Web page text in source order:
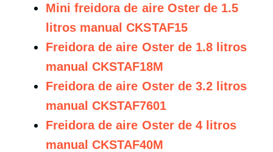
Mini freidora de aire Oster de 1.5
litros manual CKSTAF15
Freidora de aire Oster de 1.8 litros
manual CKSTAF18M
Freidora de aire Oster de 3.2 litros
manual CKSTAF7601
Freidora de aire Oster de 4 litros
manual CKSTAF40M